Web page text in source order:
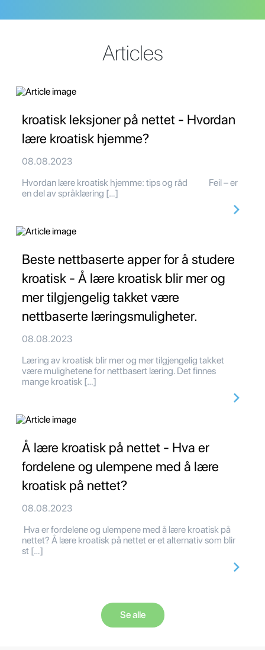
Articles
kroatisk leksjoner på nettet - Hvordan
lære kroatisk hjemme?
08.08.2023
Hvordan lære kroatisk hjemme: tips og råd Feil – er
en del av språklæring […]
Beste nettbaserte apper for å studere
kroatisk - Å lære kroatisk blir mer og
mer tilgjengelig takket være
nettbaserte læringsmuligheter.
08.08.2023
Læring av kroatisk blir mer og mer tilgjengelig takket
være mulighetene for nettbasert læring. Det finnes
mange kroatisk […]
Å lære kroatisk på nettet - Hva er
fordelene og ulempene med å lære
kroatisk på nettet?
08.08.2023
Hva er fordelene og ulempene med å lære kroatisk på
nettet? Å lære kroatisk på nettet er et alternativ som blir
st […]
Se alle